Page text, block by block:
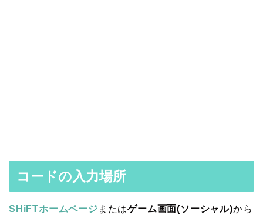
コードの入力場所
SHiFTホームページ またはゲーム画面(ソーシャル)から